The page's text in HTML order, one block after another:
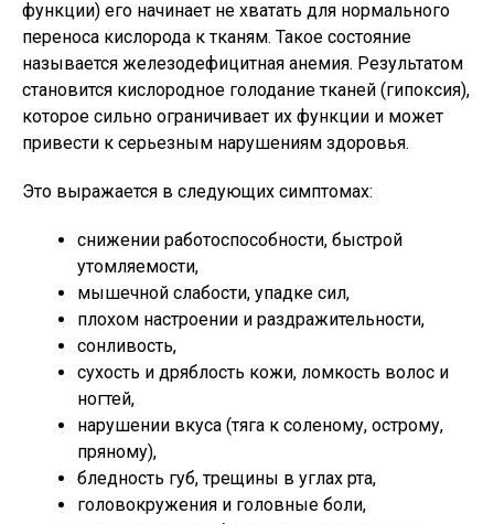
функции) его начинает не хватать для нормального
переноса кислорода к тканям. Такое состояние
называется железодефицитная анемия. Результатом
становится кислородное голодание тканей (гипоксия),
которое сильно ограничивает их функции и может
привести к серьезным нарушениям здоровья.
Это выражается в следующих симптомах:
снижении работоспособности, быстрой
утомляемости,
мышечной слабости, упадке сил,
плохом настроении и раздражительности,
сонливость,
сухость и дряблость кожи, ломкость волос и
ногтей,
нарушении вкуса (тяга к соленому, острому,
пряному),
бледность губ, трещины в углах рта,
головокружения и головные боли,